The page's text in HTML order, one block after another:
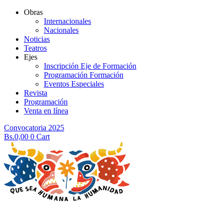
Obras
Internacionales
Nacionales
Noticias
Teatros
Ejes
Inscripción Eje de Formación
Programación Formación
Eventos Especiales
Revista
Programación
Venta en línea
Convocatoria 2025
Bs.0,00 0 Cart